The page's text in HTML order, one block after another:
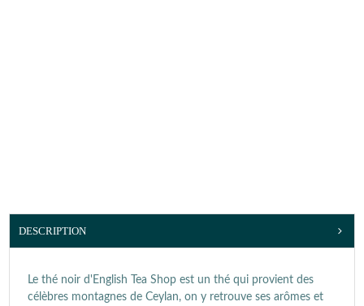
DESCRIPTION
Le thé noir d'English Tea Shop est un thé qui provient des
célèbres montagnes de Ceylan, on y retrouve ses arômes et